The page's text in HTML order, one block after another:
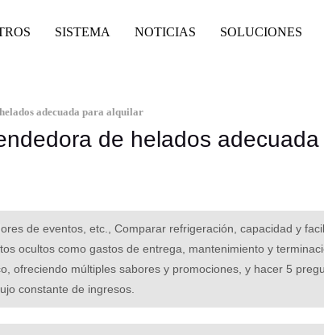
SISTEMA NOTICIAS SOLUCIONES
adecuada para alquilar
de helados
de eventos, etc., Comparar refrigeración, capacidad y
ocultos como gastos de entrega, mantenimiento y
ofreciendo múltiples sabores y promociones, y hacer 5
constante de ingresos.